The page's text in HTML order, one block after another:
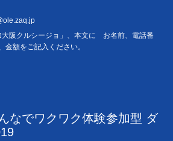
大阪クルシージョ」、本文に お名前、電話番
金額をご記入ください。
なでワクワク体験参加型 ダ